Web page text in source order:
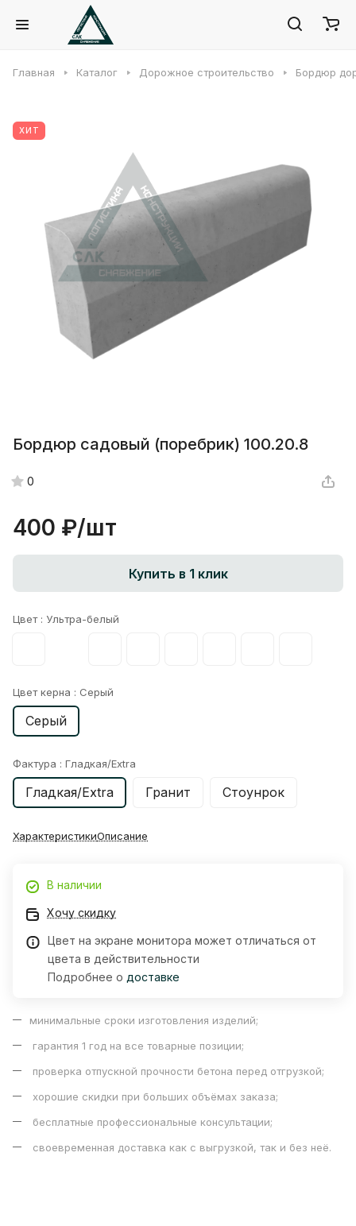
Главная Каталог Дорожное строительство Бордюр
ХИТ
Бордюр садовый (поребрик) 100.20.8
0
400 ₽/шт
Купить в 1 клик
Цвет : Ультра-белый
Цвет керна : Серый
Серый
Фактура : Гладкая/Extra
Гладкая/Extra Гранит Стоунрок
ХарактеристикиОписание
В наличии
Хочу скидку
Цвет на экране монитора может отличаться от
цвета в действительности
Подробнее о доставке
минимальные сроки изготовления изделий;
гарантия 1 год на все товарные позиции;
проверка отпускной прочности бетона перед отгрузкой;
хорошие скидки при больших объёмах заказа;
бесплатные профессиональные консультации;
своевременная доставка как с выгрузкой, так и без неё.